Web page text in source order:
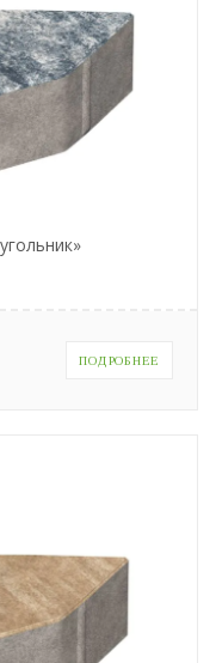
ПОДРОБНЕЕ